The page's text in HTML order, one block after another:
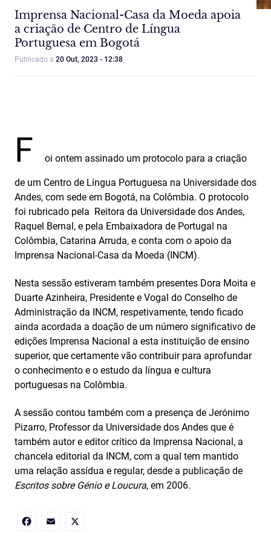
Imprensa Nacional-Casa da Moeda apoia
a criação de Centro de Língua
Portuguesa em Bogotá
Publicado a 20 Out, 2023 - 12:38
F oi ontem assinado um protocolo para a criação
de um Centro de Língua Portuguesa na Universidade dos
Andes, com sede em Bogotá, na Colômbia. O protocolo
foi rubricado pela Reitora da Universidade dos Andes,
Raquel Bernal, e pela Embaixadora de Portugal na
Colômbia, Catarina Arruda, e conta com o apoio da
Imprensa Nacional-Casa da Moeda (INCM).
Nesta sessão estiveram também presentes Dora Moita e
Duarte Azinheira, Presidente e Vogal do Conselho de
Administração da INCM, respetivamente, tendo ficado
ainda acordada a doação de um número significativo de
edições Imprensa Nacional a esta instituição de ensino
superior, que certamente vão contribuir para aprofundar
o conhecimento e o estudo da língua e cultura
portuguesas na Colômbia.
A sessão contou também com a presença de Jerónimo
Pizarro, Professor da Universidade dos Andes que é
também autor e editor crítico da Imprensa Nacional, a
chancela editorial da INCM, com a qual tem mantido
uma relação assídua e regular, desde a publicação de
Escritos sobre Génio e Loucura, em 2006.